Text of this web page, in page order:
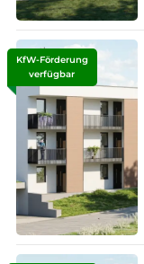
KfW-Förderung
verfügbar